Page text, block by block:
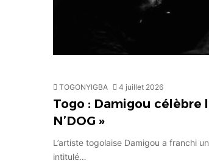
TOGONYIGBA 4 juillet 2026
Togo : Damigou
N’DOG »
L’artiste togolaise Damigou a franchi
intitulé…